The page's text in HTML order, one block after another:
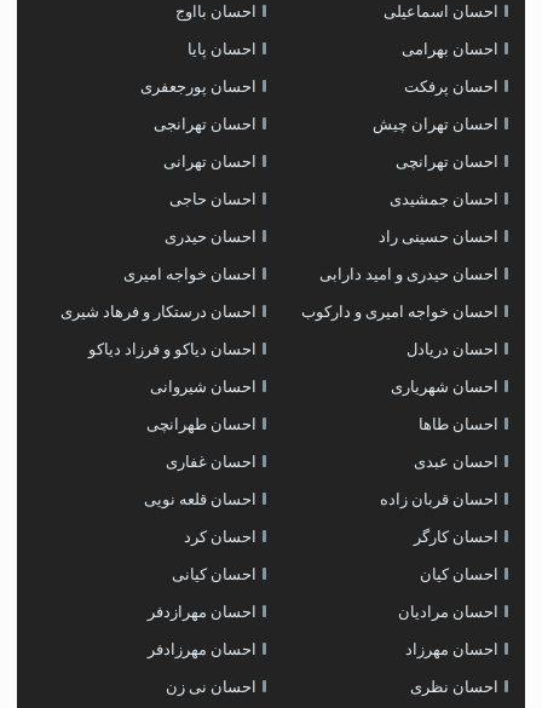
احسان اسماعیلی احسان بااوج
احسان بهرامی احسان پایا
احسان پرفکت احسان پورجعفری
احسان تهران چیش احسان تهرانجی
احسان تهرانچی احسان تهرانی
احسان جمشیدی احسان حاجی
احسان حسینی راد احسان حیدری
احسان حیدری و امید دارابی احسان خواجه امیری
احسان خواجه امیری و دارکوب احسان درستكار و فرهاد شيرى
احسان دریادل احسان دیاکو و فرزاد دیاکو
احسان شهریاری احسان شیروانی
احسان طاها احسان طهرانچی
احسان عبدی احسان غفاری
احسان قربان زاده احسان قلعه نویی
احسان کارگر احسان کرد
احسان کیان احسان کیانی
احسان مرادیان احسان مهرازدفر
احسان مهرزاد احسان مهرزادفر
احسان نظری احسان نی زن